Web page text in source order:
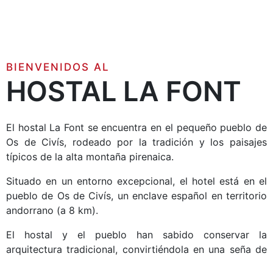
BIENVENIDOS AL
HOSTAL LA FONT
El hostal La Font se encuentra en el pequeño pueblo de
Os de Civís, rodeado por la tradición y los paisajes
típicos de la alta montaña pirenaica.
Situado en un entorno excepcional, el hotel está en el
pueblo de Os de Civís, un enclave español en territorio
andorrano (a 8 km).
El hostal y el pueblo han sabido conservar la
arquitectura tradicional, convirtiéndola en una seña de